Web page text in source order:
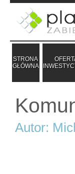
STRONA
GŁÓWNA
Autor: